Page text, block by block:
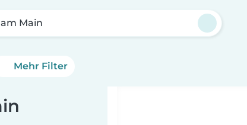
Main
Mehr Filter